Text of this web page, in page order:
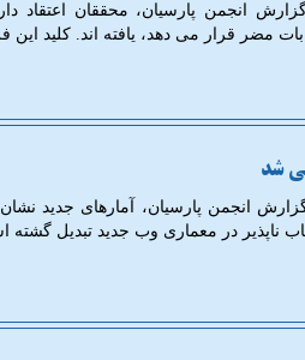
انجمن پارسیان، محققان اعتقاد
مضر قرار می دهد، یافته اند. کلید این
شد
انجمن پارسیان، آمارهای جدید
ناپذیر در معماری وب جدید تبدیل گشته